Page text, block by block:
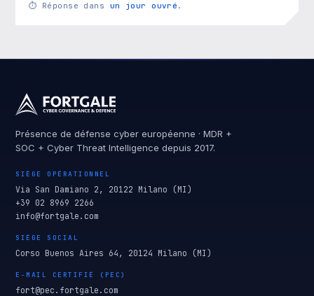
⏱ Réponse dans un jour ouvré .
Présence de défense cyber européenne · MDR +
SOC + Cyber Threat Intelligence depuis 2017.
SIÈGE OPÉRATIONNEL
Via San Damiano 2, 20122 Milano (MI)
+39 02 8969 2266
info@fortgale.com
SIÈGE SOCIAL
Corso Buenos Aires 64, 20124 Milano (MI)
E-MAIL CERTIFIÉ (PEC)
fort@pec.fortgale.com